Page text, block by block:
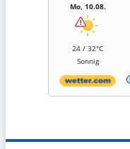
Mo, 10.08.
24 / 32°C
Sonnig